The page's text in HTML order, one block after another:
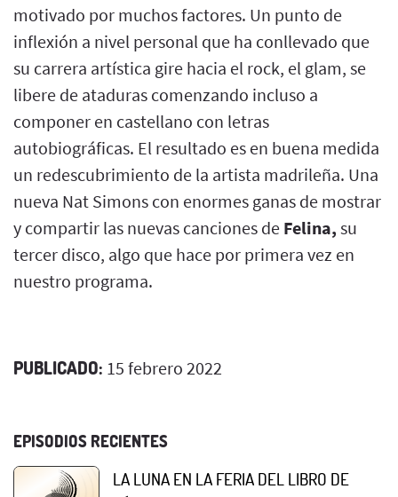
motivado por muchos factores. Un punto de
inflexión a nivel personal que ha conllevado que
su carrera artística gire hacia el rock, el glam, se
libere de ataduras comenzando incluso a
componer en castellano con letras
autobiográficas. El resultado es en buena medida
un redescubrimiento de la artista madrileña. Una
nueva Nat Simons con enormes ganas de mostrar
y compartir las nuevas canciones de Felina, su
tercer disco, algo que hace por primera vez en
nuestro programa.
PUBLICADO: 15 febrero 2022
EPISODIOS RECIENTES
LA LUNA EN LA FERIA DEL LIBRO DE